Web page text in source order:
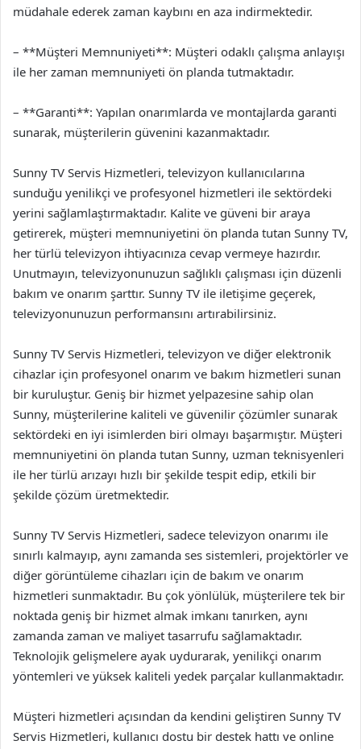
müdahale ederek zaman kaybını en aza indirmektedir.
– **Müşteri Memnuniyeti**: Müşteri odaklı çalışma anlayışı
ile her zaman memnuniyeti ön planda tutmaktadır.
– **Garanti**: Yapılan onarımlarda ve montajlarda garanti
sunarak, müşterilerin güvenini kazanmaktadır.
Sunny TV Servis Hizmetleri, televizyon kullanıcılarına
sunduğu yenilikçi ve profesyonel hizmetleri ile sektördeki
yerini sağlamlaştırmaktadır. Kalite ve güveni bir araya
getirerek, müşteri memnuniyetini ön planda tutan Sunny TV,
her türlü televizyon ihtiyacınıza cevap vermeye hazırdır.
Unutmayın, televizyonunuzun sağlıklı çalışması için düzenli
bakım ve onarım şarttır. Sunny TV ile iletişime geçerek,
televizyonunuzun performansını artırabilirsiniz.
Sunny TV Servis Hizmetleri, televizyon ve diğer elektronik
cihazlar için profesyonel onarım ve bakım hizmetleri sunan
bir kuruluştur. Geniş bir hizmet yelpazesine sahip olan
Sunny, müşterilerine kaliteli ve güvenilir çözümler sunarak
sektördeki en iyi isimlerden biri olmayı başarmıştır. Müşteri
memnuniyetini ön planda tutan Sunny, uzman teknisyenleri
ile her türlü arızayı hızlı bir şekilde tespit edip, etkili bir
şekilde çözüm üretmektedir.
Sunny TV Servis Hizmetleri, sadece televizyon onarımı ile
sınırlı kalmayıp, aynı zamanda ses sistemleri, projektörler ve
diğer görüntüleme cihazları için de bakım ve onarım
hizmetleri sunmaktadır. Bu çok yönlülük, müşterilere tek bir
noktada geniş bir hizmet almak imkanı tanırken, aynı
zamanda zaman ve maliyet tasarrufu sağlamaktadır.
Teknolojik gelişmelere ayak uydurarak, yenilikçi onarım
yöntemleri ve yüksek kaliteli yedek parçalar kullanmaktadır.
Müşteri hizmetleri açısından da kendini geliştiren Sunny TV
Servis Hizmetleri, kullanıcı dostu bir destek hattı ve online